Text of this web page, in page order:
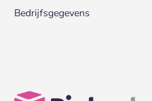
Bedrijfsgegevens